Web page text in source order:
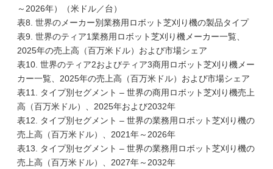
～2026年）（米ドル／台）
表8. 世界のメーカー別業務用ロボット芝刈り機の製品タイプ
表9. 世界のティア1業務用ロボット芝刈り機メーカー一覧、
2025年の売上高（百万米ドル）および市場シェア
表10. 世界のティア2およびティア3商用ロボット芝刈り機メー
カー一覧、2025年の売上高（百万米ドル）および市場シェア
表11. タイプ別セグメント – 世界の商用ロボット芝刈り機売上
高（百万米ドル）、2025年および2032年
表12. タイプ別セグメント – 世界の業務用ロボット芝刈り機の
売上高（百万米ドル）、2021年～2026年
表13. タイプ別セグメント – 世界の業務用ロボット芝刈り機の
売上高（百万米ドル）、2027年～2032年